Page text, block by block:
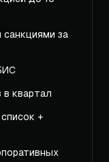
за
в квартал
+